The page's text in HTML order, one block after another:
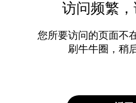
访问频繁
您所要访问的页面不
刷牛牛圈，稍